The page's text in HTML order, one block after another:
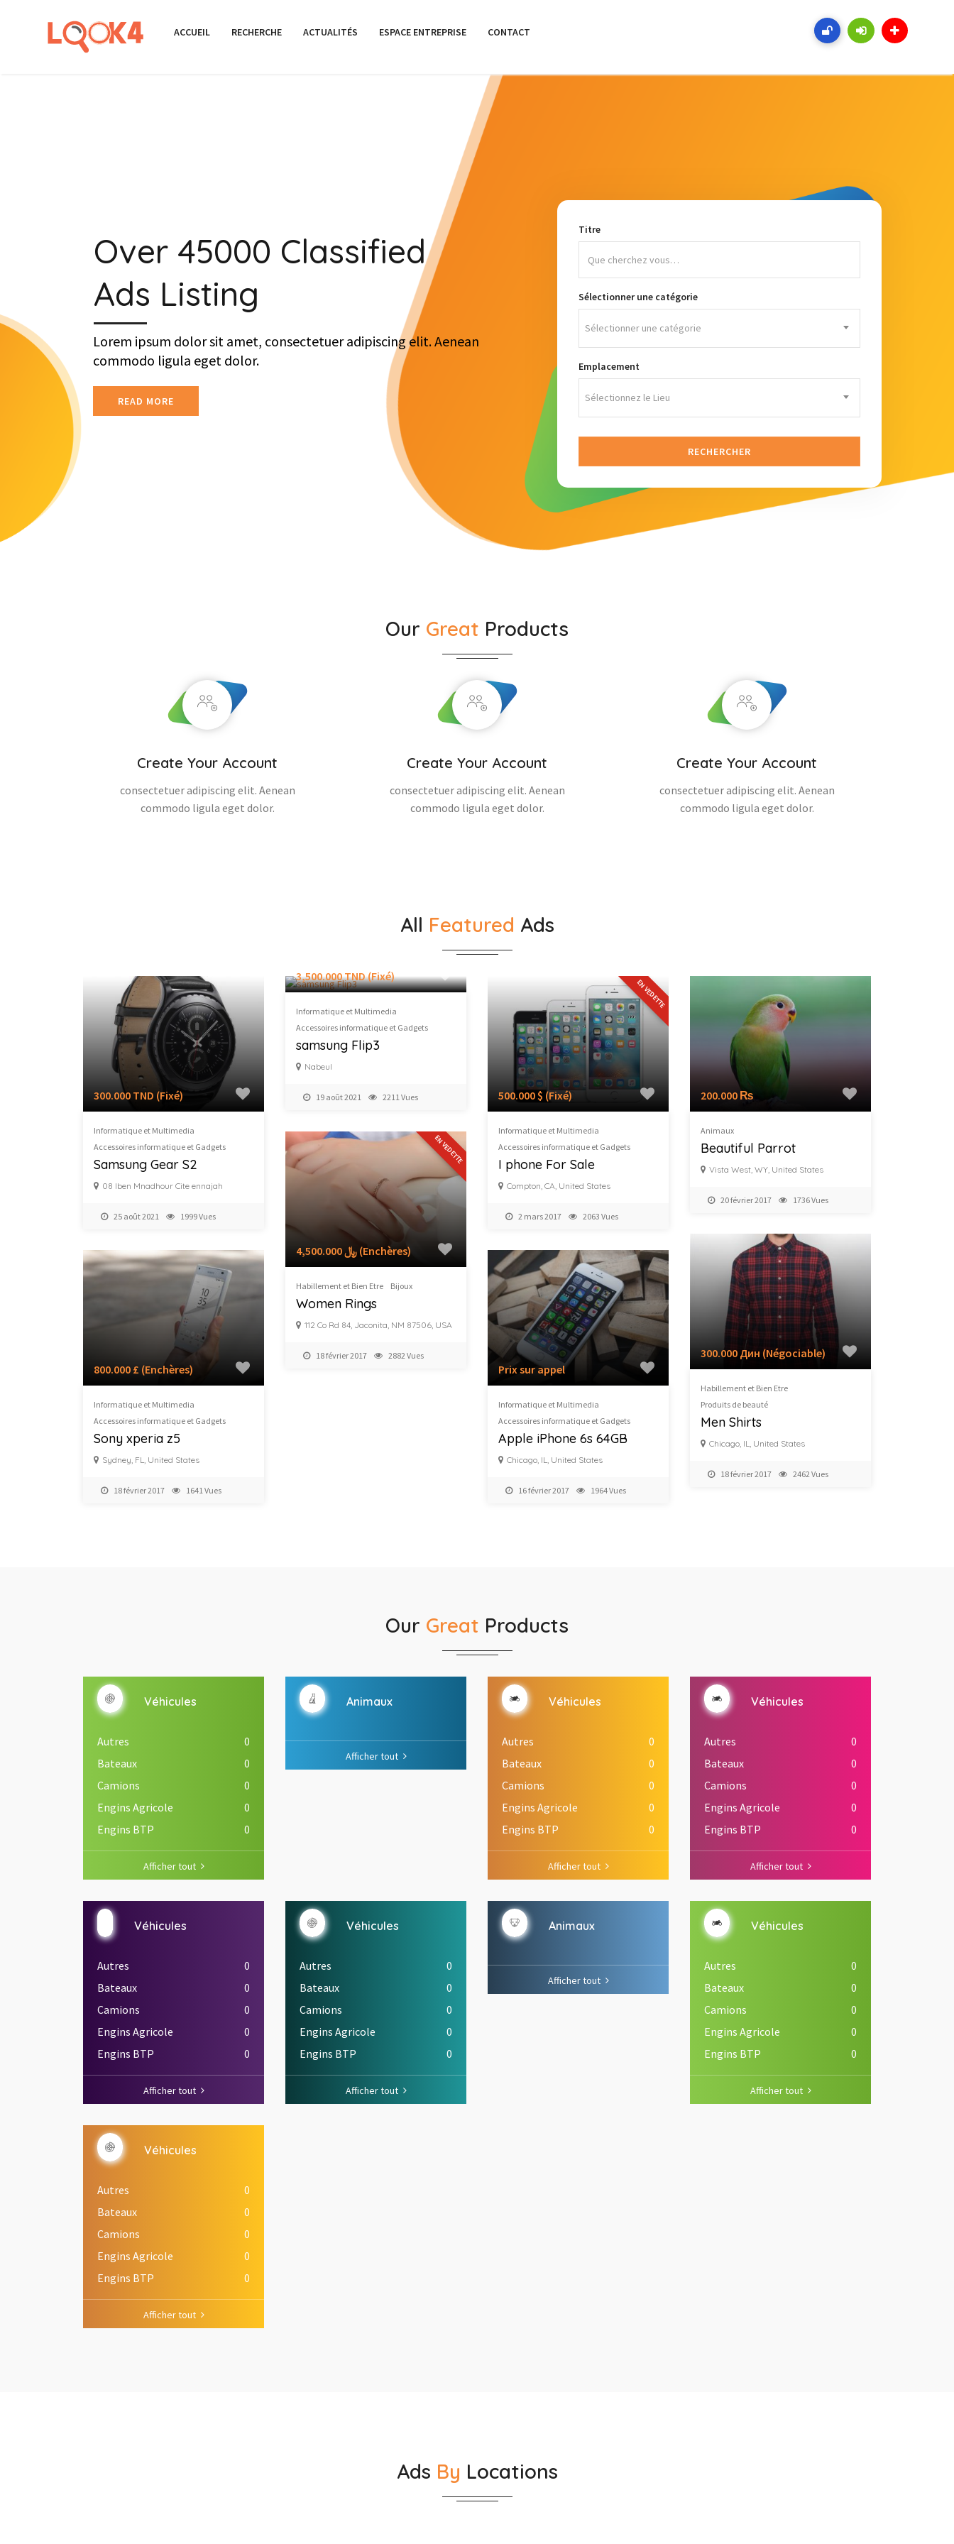
ACCUEIL RECHERCHE ACTUALITÉS ESPACE ENTREPRISE CONTACT
Over 45000 Classified
Ads Listing
Lorem ipsum dolor sit amet, consectetuer adipiscing elit. Aenean
commodo ligula eget dolor.
READ MORE
Titre
Sélectionner une catégorie
Sélectionner une catégorie
Emplacement
Sélectionnez le Lieu
RECHERCHER
Our Great Products
Create Your Account
consectetuer adipiscing elit. Aenean
commodo ligula eget dolor.
Create Your Account
consectetuer adipiscing elit. Aenean
commodo ligula eget dolor.
Create Your Account
consectetuer adipiscing elit. Aenean
commodo ligula eget dolor.
All Featured Ads
300.000 TND (Fixé)
Informatique et Multimedia
Accessoires informatique et Gadgets
Samsung Gear S2
08 Iben Mnadhour Cite ennajah
25 août 2021 1999 Vues
3,500.000 TND(Fixé)
Informatique et Multimedia
Accessoires informatique et Gadgets
samsung Flip3
Nabeul
19 août 2021 2211 Vues
EN VEDETTE
500.000 $ (Fixé)
Informatique et Multimedia
Accessoires informatique et Gadgets
I phone For Sale
Compton, CA, United States
2 mars 2017 2063 Vues
200.000 ₨
Animaux
Beautiful Parrot
Vista West, WY, United States
20 février 2017 1736 Vues
EN VEDETTE
4,500.000 ﷼ (Enchères)
Habillement et Bien Etre Bijoux
Women Rings
112 Co Rd 84, Jaconita, NM 87506, USA
18 février 2017 2882 Vues 300.000 Дин (Négociable)
Habillement et Bien Etre
Produits de beauté
Men Shirts
Chicago, IL, United States
18 février 2017 2462 Vues
800.000 £ (Enchères)
Informatique et Multimedia
Accessoires informatique et Gadgets
Sony xperia z5
Sydney, FL, United States
18 février 2017 1641 Vues
Prix ​​sur appel
Informatique et Multimedia
Accessoires informatique et Gadgets
Apple iPhone 6s 64GB
Chicago, IL, United States
16 février 2017 1964 Vues
Our Great Products
Véhicules
Autres
0
Bateaux
0
Camions
0
Engins Agricole
0
Engins BTP
0
Afficher tout
Animaux
Afficher tout
Véhicules
Autres
0
Bateaux
0
Camions
0
Engins Agricole
0
Engins BTP
0
Afficher tout
Véhicules
Autres
0
Bateaux
0
Camions
0
Engins Agricole
0
Engins BTP
0
Afficher tout
Véhicules
Autres
0
Bateaux
0
Camions
0
Engins Agricole
0
Engins BTP
0
Afficher tout
Véhicules
Autres
0
Bateaux
0
Camions
0
Engins Agricole
0
Engins BTP
0
Afficher tout
Animaux
Afficher tout
Véhicules
Autres
0
Bateaux
0
Camions
0
Engins Agricole
0
Engins BTP
0
Afficher tout
Véhicules
Autres
0
Bateaux
0
Camions
0
Engins Agricole
0
Engins BTP
0
Afficher tout
Ads By Locations